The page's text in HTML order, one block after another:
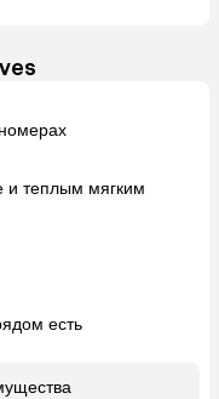
и теплым мягким
есть